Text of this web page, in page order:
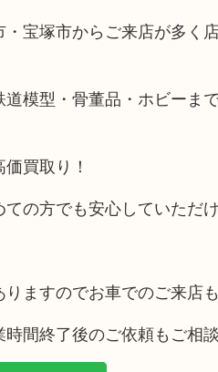
宝塚市からご来店が多く
模型・骨董品・ホビーま
買取り！
の方でも安心していただ
ますのでお車でのご来店
間終了後のご依頼もご相